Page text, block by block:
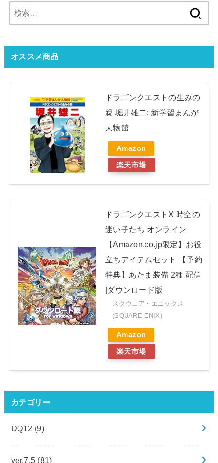
索:
オススメ商品
ドラゴンクエストの生みの
親 堀井雄二: 新学習まんが
人物館
Amazon
楽天市場
ドラゴンクエストX 時空の
迷い子たち オンライン
【Amazon.co.jp限定】お役
立ちアイテムセット 【予約
特典】あたま装備 2種 配信
|ダウンロード版
スクウェア・エニックス
(SQUARE ENIX)
Amazon
楽天市場
カテゴリー
DQ12 (9)
ver.7.5 (81)